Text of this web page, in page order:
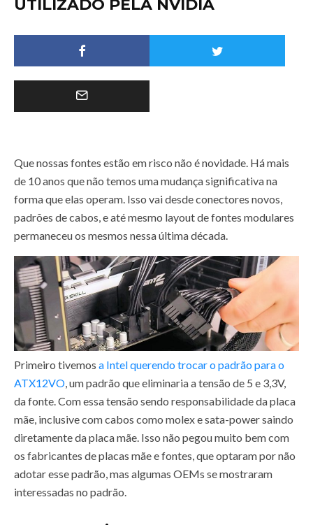
UTILIZADO PELA NVIDIA
Que nossas fontes estão em risco não é novidade. Há mais
de 10 anos que não temos uma mudança significativa na
forma que elas operam. Isso vai desde conectores novos,
padrões de cabos, e até mesmo layout de fontes modulares
permaneceu os mesmos nessa última década.
Primeiro tivemos a Intel querendo trocar o padrão para o
ATX12VO, um padrão que eliminaria a tensão de 5 e 3,3V,
da fonte. Com essa tensão sendo responsabilidade da placa
mãe, inclusive com cabos como molex e sata-power saindo
diretamente da placa mãe. Isso não pegou muito bem com
os fabricantes de placas mãe e fontes, que optaram por não
adotar esse padrão, mas algumas OEMs se mostraram
interessadas no padrão.